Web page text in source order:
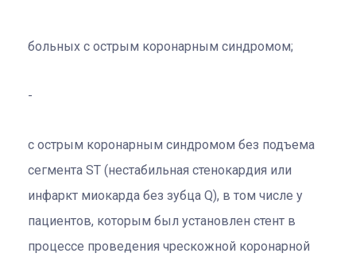
больных с острым коронарным синдромом;
с острым коронарным синдромом без подъема
сегмента ST (нестабильная стенокардия или
инфаркт миокарда без зубца Q), в том числе у
пациентов, которым был установлен стент в
процессе проведения чрескожной коронарной